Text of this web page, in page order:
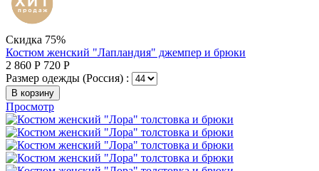
Скидка 75%
Костюм женский "Лапландия" джемпер и брюки
2 860 Р 720 Р
Размер одежды (Россия) :
В корзину
Просмотр